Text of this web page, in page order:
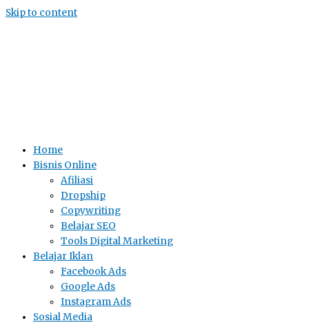
Skip to content
Home
Bisnis Online
Afiliasi
Dropship
Copywriting
Belajar SEO
Tools Digital Marketing
Belajar Iklan
Facebook Ads
Google Ads
Instagram Ads
Sosial Media